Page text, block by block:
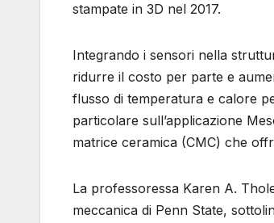
stampate in 3D nel 2017.
Integrando i sensori nella
ridurre il costo per parte e
flusso di temperatura e calore
particolare sull’applicazione
matrice ceramica (CMC) che
La professoressa Karen A.
meccanica di Penn State,